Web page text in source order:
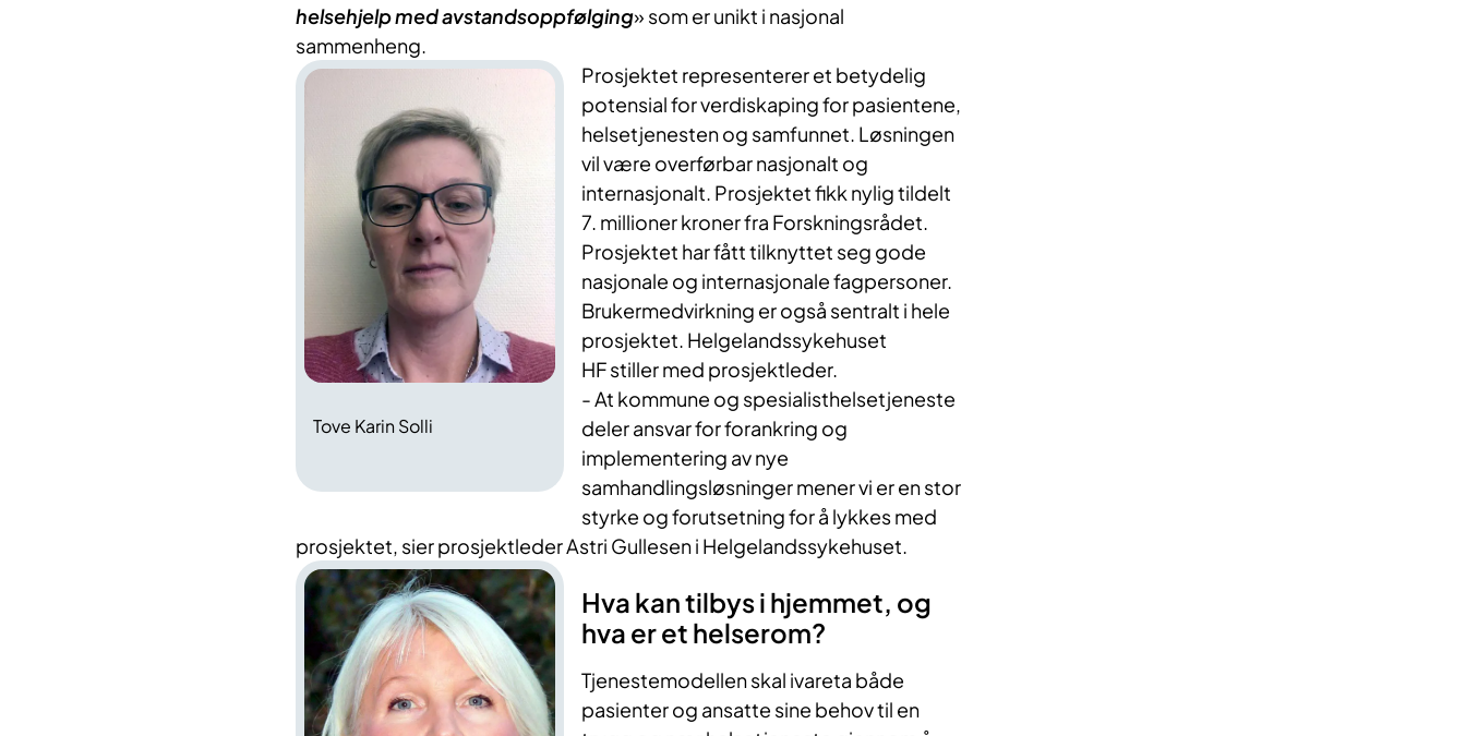
helsehjelp med avstandsoppfølging» som er unikt i nasjonal
sammenheng.
Tove Karin Solli
Prosjektet representerer et betydelig
potensial for verdiskaping for pasientene,
helsetjenesten og samfunnet. Løsningen
vil være overførbar nasjonalt og
internasjonalt. Prosjektet fikk nylig tildelt
7. millioner kroner fra Forskningsrådet.
Prosjektet har fått tilknyttet seg gode
nasjonale og internasjonale fagpersoner.
Brukermedvirkning er også sentralt i hele
prosjektet. Helgelandssykehuset
HF stiller med prosjektleder.
- At kommune og spesialisthelsetjeneste
deler ansvar for forankring og
implementering av nye
samhandlingsløsninger mener vi er en stor
styrke og forutsetning for å lykkes med
prosjektet, sier prosjektleder Astri Gullesen i Helgelandssykehuset.
Hva kan tilbys i hjemmet, og
hva er et helserom?
Tjenestemodellen skal ivareta både
pasienter og ansatte sine behov til en